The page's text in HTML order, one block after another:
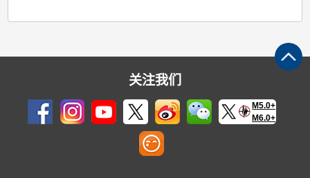
关注我们
M5.0+
M6.0+